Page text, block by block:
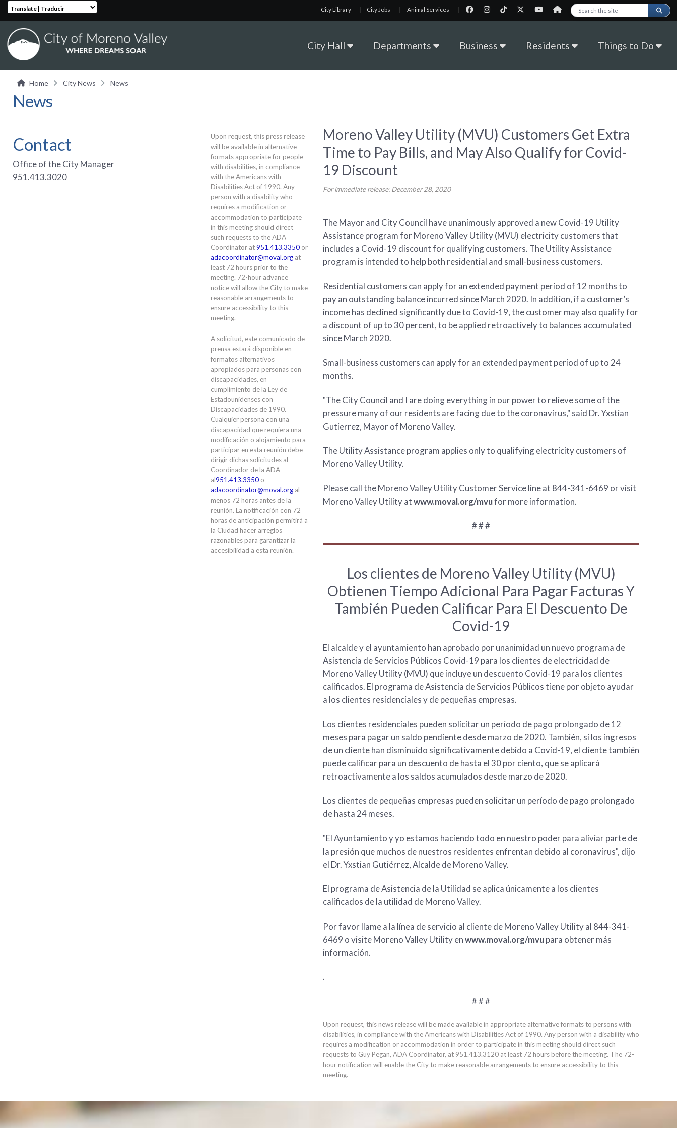
Translate | Traducir
Search this site
City Library | City Jobs | Animal Services |
City Hall Departments Business Residents Things to Do
Home City News News
News
Moreno Valley Utility (MVU) Customers Get Extra
Time to Pay Bills, and May Also Qualify for Covid-
19 Discount
For immediate release: December 28, 2020
The Mayor and City Council have unanimously approved a new Covid-19 Utility
Assistance program for Moreno Valley Utility (MVU) electricity customers that
includes a Covid-19 discount for qualifying customers. The Utility Assistance
program is intended to help both residential and small-business customers.
Residential customers can apply for an extended payment period of 12 months to
pay an outstanding balance incurred since March 2020. In addition, if a customer’s
income has declined significantly due to Covid-19, the customer may also qualify for
a discount of up to 30 percent, to be applied retroactively to balances accumulated
since March 2020.
Small-business customers can apply for an extended payment period of up to 24
months.
"The City Council and I are doing everything in our power to relieve some of the
pressure many of our residents are facing due to the coronavirus," said Dr. Yxstian
Gutierrez, Mayor of Moreno Valley.
The Utility Assistance program applies only to qualifying electricity customers of
Moreno Valley Utility.
Please call the Moreno Valley Utility Customer Service line at 844-341-6469 or visit
Moreno Valley Utility atwww.moval.org/mvufor more information.
# # #
Los clientes de Moreno Valley Utility (MVU)
Obtienen Tiempo Adicional Para Pagar Facturas Y
También Pueden Calificar Para El Descuento De
Covid-19
El alcalde y el ayuntamiento han aprobado por unanimidad un nuevo programa de
Asistencia de Servicios Públicos Covid-19 para los clientes de electricidad de
Moreno Valley Utility (MVU) que incluye un descuento Covid-19 para los clientes
calificados. El programa de Asistencia de Servicios Públicos tiene por objeto ayudar
a los clientes residenciales y de pequeñas empresas.
Los clientes residenciales pueden solicitar un período de pago prolongado de 12
meses para pagar un saldo pendiente desde marzo de 2020. También, si los ingresos
de un cliente han disminuido significativamente debido a Covid-19, el cliente también
puede calificar para un descuento de hasta el 30 por ciento, que se aplicará
retroactivamente a los saldos acumulados desde marzo de 2020.
Los clientes de pequeñas empresas pueden solicitar un período de pago prolongado
de hasta 24 meses.
"El Ayuntamiento y yo estamos haciendo todo en nuestro poder para aliviar parte de
la presión que muchos de nuestros residentes enfrentan debido al coronavirus", dijo
el Dr. Yxstian Gutiérrez, Alcalde de Moreno Valley.
El programa de Asistencia de la Utilidad se aplica únicamente a los clientes
calificados de la utilidad de Moreno Valley.
Por favor llame a la línea de servicio al cliente de Moreno Valley Utility al 844-341-
6469 o visite Moreno Valley Utility enwww.moval.org/mvupara obtener más
información.
.
# # #
Upon request, this news release will be made available in appropriate alternative formats to persons with
disabilities, in compliance with the Americans with Disabilities Act of 1990. Any person with a disability who
requires a modification or accommodation in order to participate in this meeting should direct such
requests to Guy Pegan, ADA Coordinator, at 951.413.3120 at least 72 hours before the meeting. The 72-
hour notification will enable the City to make reasonable arrangements to ensure accessibility to this
meeting.
Upon request, this press release
will be available in alternative
formats appropriate for people
with disabilities, in compliance
with the Americans with
Disabilities Act of 1990. Any
person with a disability who
requires a modification or
accommodation to participate
in this meeting should direct
such requests to the ADA
Coordinator at951.413.3350or
adacoordinator@moval.orgat
least 72 hours prior to the
meeting. 72-hour advance
notice will allow the City to make
reasonable arrangements to
ensure accessibility to this
meeting.
A solicitud, este comunicado de
prensa estará disponible en
formatos alternativos
apropiados para personas con
discapacidades, en
cumplimiento de la Ley de
Estadounidenses con
Discapacidades de 1990.
Cualquier persona con una
discapacidad que requiera una
modificación o alojamiento para
participar en esta reunión debe
dirigir dichas solicitudes al
Coordinador de la ADA
al951.413.3350o
adacoordinator@moval.orgal
menos 72 horas antes de la
reunión. La notificación con 72
horas de anticipación permitirá a
la Ciudad hacer arreglos
razonables para garantizar la
accesibilidad a esta reunión.
Contact
Office of the City Manager
951.413.3020